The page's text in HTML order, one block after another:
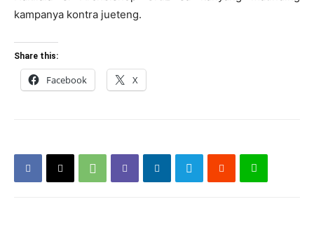
kampanya kontra jueteng.
Share this:
Facebook X